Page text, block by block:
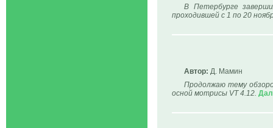
В Петербурге
проходившей с 1 по 20
Автор: Д. Мамин
Продолжаю тему
осной мотрисы VT 4.12.